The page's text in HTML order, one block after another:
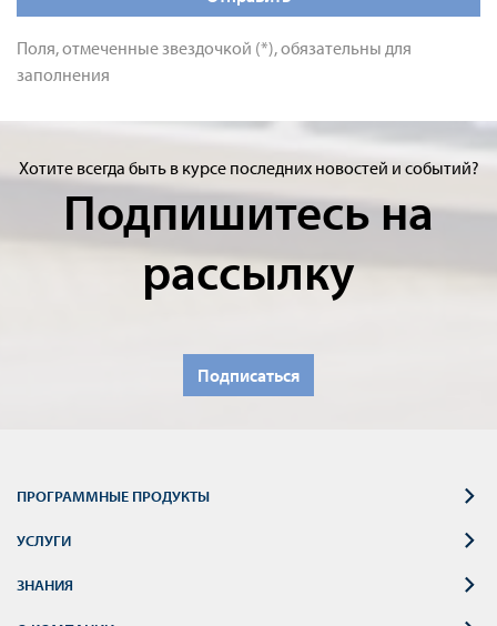
Поля, отмеченные звездочкой (*), обязательны для
заполнения
Хотите всегда быть в курсе последних новостей и событий?
Подпишитесь на
рассылку
Подписаться
ПРОГРАММНЫЕ ПРОДУКТЫ
УСЛУГИ
ЗНАНИЯ